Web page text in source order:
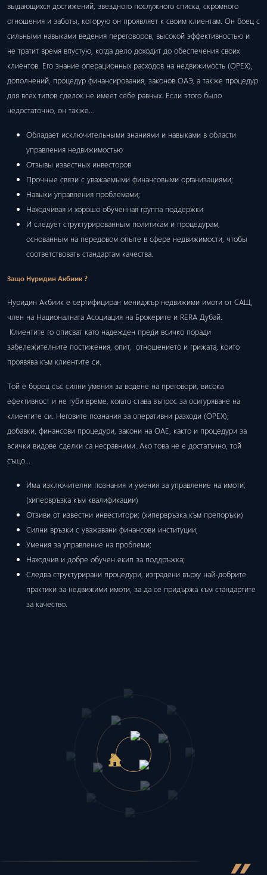
выдающихся достижений, звездного послужного списка, скромного
отношения и заботы, которую он проявляет к своим клиентам. Он боец ​​с
сильными навыками ведения переговоров, высокой эффективностью и
не тратит время впустую, когда дело доходит до обеспечения своих
клиентов. Его знание операционных расходов на недвижимость (OPEX),
дополнений, процедур финансирования, законов ОАЭ, а также процедур
для всех типов сделок не имеет себе равных. Если этого было
недостаточно, он также…
Обладает исключительными знаниями и навыками в области
управления недвижимостью
Отзывы известных инвесторов
Прочные связи с уважаемыми финансовыми организациями;
Навыки управления проблемами;
Находчивая и хорошо обученная группа поддержки
И следует структурированным политикам и процедурам,
основанным на передовом опыте в сфере недвижимости, чтобы
соответствовать стандартам качества.
Защо Нуридин Акбиик ?
Нуридин Акбиик е сертифициран мениджър недвижими имоти от САЩ,
член на Националната Асоциация на Брокерите и RERA Дубай.
Клиентите го описват като надежден преди всичко поради
забележителните постижения, опит, отношението и грижата, които
проявява към клиентите си.
Той е борец със силни умения за водене на преговори, висока
ефективност и не губи време, когато става въпрос за осигуряване на
клиентите си. Неговите познания за оперативни разходи (ОРЕХ),
добавки, финансови процедури, закони на ОАЕ, както и процедури за
всички видове сделки са несравними. Ако това не е достатъчно, той
също…
Има изключителни познания и умения за управление на имоти;
(хипервръзка към квалификации)
Отзиви от известни инвеститори; (хипервръзка към препоръки)
Силни връзки с уважавани финансови институции;
Умения за управление на проблеми;
Находчив и добре обучен екип за поддръжка;
Следва структурирани процедури, изградени върху най-добрите
практики за недвижими имоти, за да се придържа към стандартите
за качество.